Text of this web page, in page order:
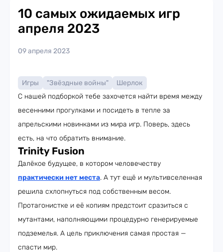
10 самых ожидаемых игр
апреля 2023
09 апреля 2023
Игры "Звёздные войны"
Шерлок
С нашей подборкой тебе захочется найти время между
весенними прогулками и посидеть в тепле за
апрельскими новинками из мира игр. Поверь, здесь
есть, на что обратить внимание.
Trinity Fusion
Далёкое будущее, в котором человечеству
практически нет места. А тут ещё и мультивселенная
решила схлопнуться под собственным весом.
Протагонистке и её копиям предстоит сразиться с
мутантами, наполняющими процедурно генерируемые
подземелья. А цель приключения самая простая —
спасти мир.